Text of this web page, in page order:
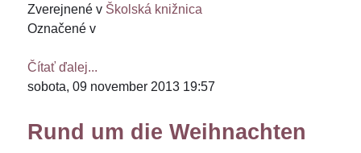
Zverejnené v Školská knižnica
Označené v
Čítať ďalej...
sobota, 09 november 2013 19:57
Rund um die Weihnachten